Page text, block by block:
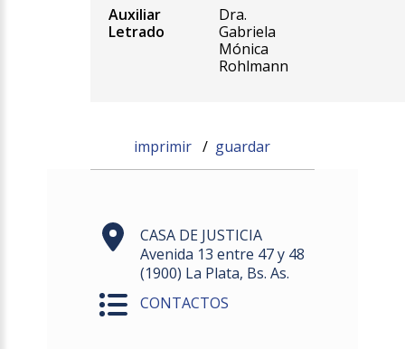
Auxiliar
Letrado
Dra.
Gabriela
Mónica
Rohlmann
imprimir / guardar
CASA DE JUSTICIA
Avenida 13 entre 47 y 48
(1900) La Plata, Bs. As.
CONTACTOS